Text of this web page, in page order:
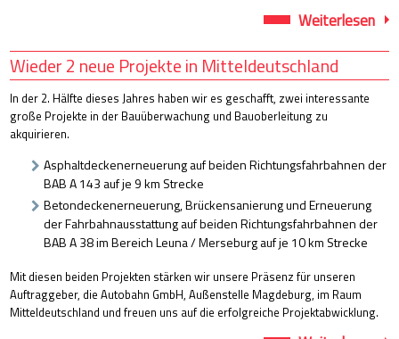
Weiterlesen
A6,
der
Wieder 2 neue Projekte in Mitteldeutschland
In der 2. Hälfte dieses Jahres haben wir es geschafft, zwei interessante
große Projekte in der Bauüberwachung und Bauoberleitung zu
akquirieren.
Asphaltdeckenerneuerung auf beiden Richtungsfahrbahnen der
BAB A 143 auf je 9 km Strecke
Betondeckenerneuerung, Brückensanierung und Erneuerung
der Fahrbahnausstattung auf beiden Richtungsfahrbahnen der
BAB A 38 im Bereich Leuna / Merseburg auf je 10 km Strecke
Mit diesen beiden Projekten stärken wir unsere Präsenz für unseren
Auftraggeber, die Autobahn GmbH, Außenstelle Magdeburg, im Raum
Mitteldeutschland und freuen uns auf die erfolgreiche Projektabwicklung.